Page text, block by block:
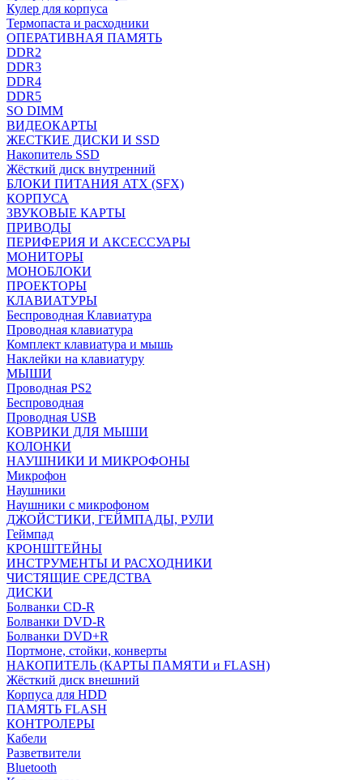
Кулер для корпуса
Термопаста и расходники
ОПЕРАТИВНАЯ ПАМЯТЬ
DDR2
DDR3
DDR4
DDR5
SO DIMM
ВИДЕОКАРТЫ
ЖЕСТКИЕ ДИСКИ И SSD
Накопитель SSD
Жёсткий диск внутренний
БЛОКИ ПИТАНИЯ ATX (SFX)
КОРПУСА
ЗВУКОВЫЕ КАРТЫ
ПРИВОДЫ
ПЕРИФЕРИЯ И АКСЕССУАРЫ
МОНИТОРЫ
МОНОБЛОКИ
ПРОЕКТОРЫ
КЛАВИАТУРЫ
Беспроводная Клавиатура
Проводная клавиатура
Комплект клавиатура и мышь
Наклейки на клавиатуру
МЫШИ
Проводная PS2
Беспроводная
Проводная USB
КОВРИКИ ДЛЯ МЫШИ
КОЛОНКИ
НАУШНИКИ И МИКРОФОНЫ
Микрофон
Наушники
Наушники с микрофоном
ДЖОЙСТИКИ, ГЕЙМПАДЫ, РУЛИ
Геймпад
КРОНШТЕЙНЫ
ИНСТРУМЕНТЫ И РАСХОДНИКИ
ЧИСТЯЩИЕ СРЕДСТВА
ДИСКИ
Болванки CD-R
Болванки DVD-R
Болванки DVD+R
Портмоне, стойки, конверты
НАКОПИТЕЛЬ (КАРТЫ ПАМЯТИ и FLASH)
Жёсткий диск внешний
Корпуса для HDD
ПАМЯТЬ FLASH
КОНТРОЛЕРЫ
Кабели
Разветвители
Bluetooth